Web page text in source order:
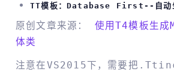
TT模板：database First--自动
原创文章来源： 使用T4模板生
体类
注意在VS2015下，需要把